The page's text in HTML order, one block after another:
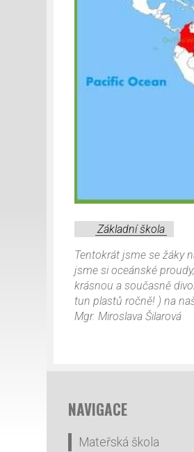
Základní škola
Tentokrát jsme se žáky
jsme si oceánské
krásnou a současně
tun plastů ročně! ) na
Mgr. Miroslava Šilarová
NAVIGACE
Mateřská škola